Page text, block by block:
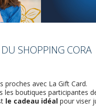
SHOPPING CORA
proches avec La Gift Card.
les boutiques participantes
le cadeau idéal pour viser